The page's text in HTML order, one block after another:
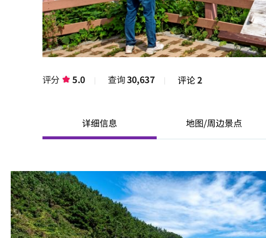
评分 5.0 查询30,637 评论2
详细信息 地图/周边景点